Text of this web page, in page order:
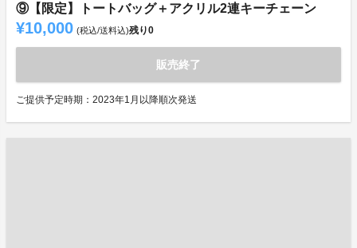
⑨【限定】トートバッグ＋アクリル2連キーチェーン
¥10,000 (税込/送料込)残り0
販売終了
ご提供予定時期：2023年1月以降順次発送